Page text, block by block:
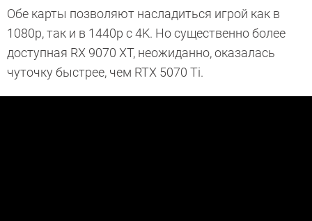
Обе карты позволяют насладиться игрой как в
1080p, так и в 1440p с 4K. Но существенно более
доступная RX 9070 XT, неожиданно, оказалась
чуточку быстрее, чем RTX 5070 Ti.